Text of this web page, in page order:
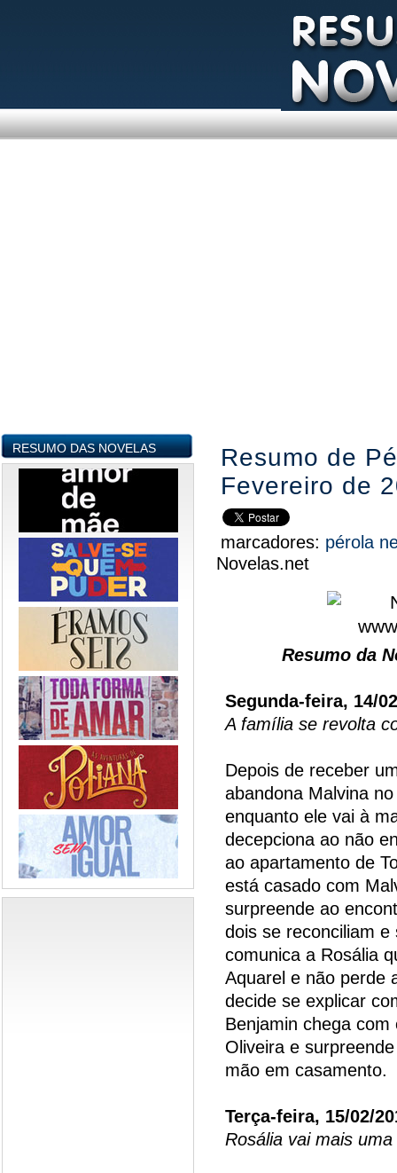
RESUMO DAS NOVELAS
Resumo de
Fevereiro de
marcadores: pérola
Novelas.net
Resumo da
Segunda-feira, 14/
A família se revolta
Depois de receber
abandona Malvina
enquanto ele vai à
decepciona ao não
ao apartamento de
está casado com
surpreende ao
dois se reconciliam
comunica a Rosália
Aquarel e não perde
decide se explicar
Benjamin chega
Oliveira e
mão em casamento.
Terça-feira, 15/02/
Rosália vai mais